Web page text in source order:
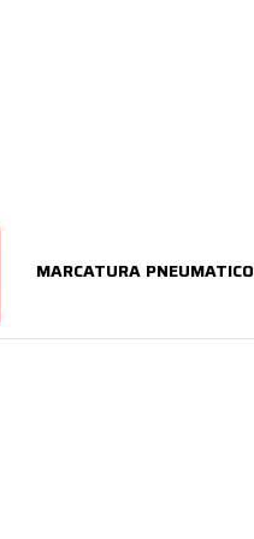
MARCATURA PNEUMATICO